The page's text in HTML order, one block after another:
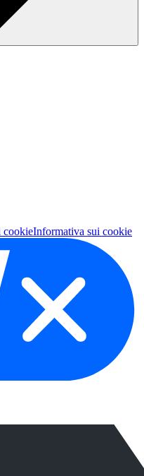
cookieInformativa sui cookie